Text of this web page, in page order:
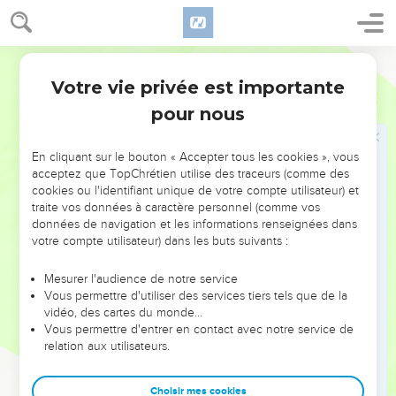
Zacharie 14
camps : Cette plaie sera semblable à l'autre.
Tous ceux qui resteront de toutes les nations Venues
contre Jérusalem Monteront chaque année Pour se
prosterner devant le roi, l'Éternel des armées, Et pour
célébrer la fête des tabernacles.
Jérusalem Pour se prosterner devant le roi, l'Éternel des
armées, La pluie ne tombera pas sur elles.
Si la famille d'Égypte ne monte pas, si elle ne vient pas, La
pluie ne tombera pas sur elle ; Elle sera frappée de la plaie
dont l'Éternel frappera les nations Qui ne monteront pas pour
Ce sera le châtiment de l'Égypte, Le châtiment de toutes
les nations Qui ne monteront pas pour célébrer la fête des
tabernacles.
20
Sainteté à L'Éternel ! Et les chaudières dans la maison de
Votre vie privée est importante
pour nous
En cliquant sur le bouton « Accepter tous les cookies », vous
acceptez que TopChrétien utilise des traceurs (comme des
cookies ou l'identifiant unique de votre compte utilisateur) et
traite vos données à caractère personnel (comme vos
données de navigation et les informations renseignées dans
votre compte utilisateur) dans les buts suivants :
Mesurer l'audience de notre service
Vous permettre d'utiliser des services tiers tels que de la
vidéo, des cartes du monde…
Vous permettre d'entrer en contact avec notre service de
relation aux utilisateurs.
Choisir mes cookies